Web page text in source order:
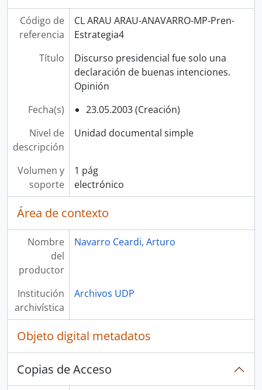
Código de
referencia
CL ARAU ARAU-ANAVARRO-MP-Pren-
Estrategia4
Título
Discurso presidencial fue solo una
declaración de buenas intenciones.
Opinión
Fecha(s)
23.05.2003 (Creación)
Nivel de
descripción
Unidad documental simple
Volumen y
soporte
1 pág
electrónico
Área de contexto
Nombre
del
productor
Navarro Ceardi, Arturo
Institución
archivística
Archivos UDP
Objeto digital metadatos
Copias de Acceso